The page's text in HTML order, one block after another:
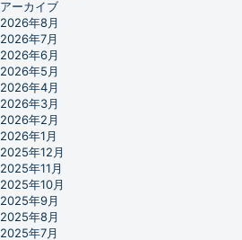
アーカイブ
2026年8月
2026年7月
2026年6月
2026年5月
2026年4月
2026年3月
2026年2月
2026年1月
2025年12月
2025年11月
2025年10月
2025年9月
2025年8月
2025年7月